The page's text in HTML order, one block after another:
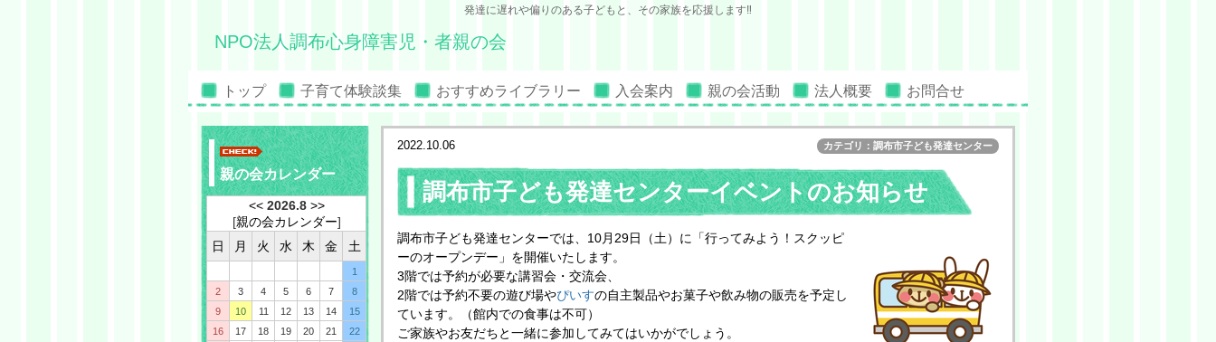
発達に遅れや偏りのある子どもと、その家族を応援します‼
NPO法人調布心身障害児・者親の会
トップ 子育て体験談集 おすすめライブラリー 入会案内 親の会活動 法人概要 お問合せ
2022.10.06 カテゴリ：調布市子ども発達センター
調布市子ども発達センターイベントのお知らせ
調布市子ども発達センターでは、10月29日（土）に「行ってみよう！スクッピ
ーのオープンデー」を開催いたします。
3階では予約が必要な講習会・交流会、
2階では予約不要の遊び場やぴいすの自主製品やお菓子や飲み物の販売を予定し
ています。（館内での食事は不可）
ご家族やお友だちと一緒に参加してみてはいかがでしょう。
親の会カレンダー
<< 2026.8 >>
[親の会カレンダー]
日
月 火 水 木 金 土
1
2
3 4 5 6 7
8
9
10 11 12 13 14
15
16
17 18 19 20 21
22